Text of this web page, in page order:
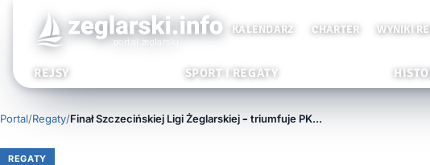
KALENDARZ CHARTER WYNIKI
REJSY SPORT I REGATY
Portal/Regaty/ Finał Szczecińskiej Ligi Żeglarskiej – triumfuje PKO Leasing YKP Szczecin
REGATY